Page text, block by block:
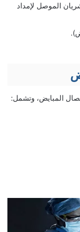
الموصل لإمداد
المبايض، وتشمل: